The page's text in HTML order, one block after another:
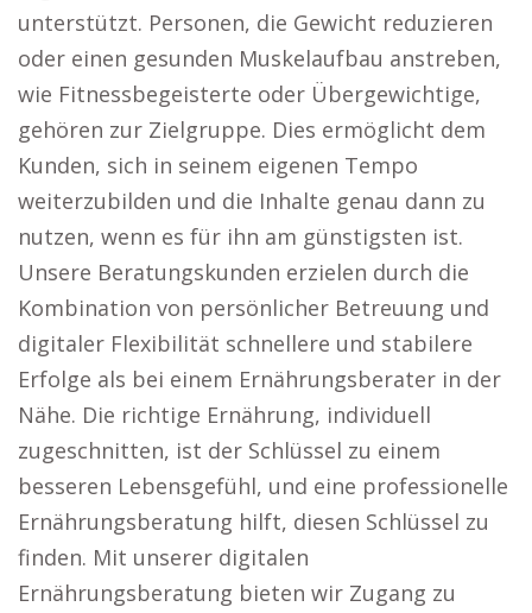
unterstützt. Personen, die Gewicht reduzieren
oder einen gesunden Muskelaufbau anstreben,
wie Fitnessbegeisterte oder Übergewichtige,
gehören zur Zielgruppe. Dies ermöglicht dem
Kunden, sich in seinem eigenen Tempo
weiterzubilden und die Inhalte genau dann zu
nutzen, wenn es für ihn am günstigsten ist.
Unsere Beratungskunden erzielen durch die
Kombination von persönlicher Betreuung und
digitaler Flexibilität schnellere und stabilere
Erfolge als bei einem Ernährungsberater in der
Nähe. Die richtige Ernährung, individuell
zugeschnitten, ist der Schlüssel zu einem
besseren Lebensgefühl, und eine professionelle
Ernährungsberatung hilft, diesen Schlüssel zu
finden. Mit unserer digitalen
Ernährungsberatung bieten wir Zugang zu